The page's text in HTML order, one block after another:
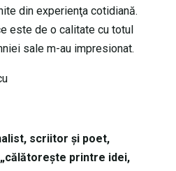
din experienţa cotidiană.
este de o calitate cu totul
sale m-au impresionat.
scriitor şi poet,
printre idei,